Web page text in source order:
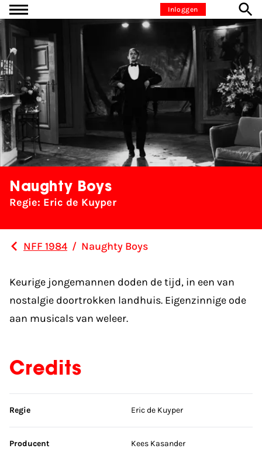
Ga naar inhoudInloggen
Naughty Boys
Regie: Eric de Kuyper
NFF 1984 / Naughty Boys
Keurige jongemannen doden de tijd, in een van
nostalgie doortrokken landhuis. Eigenzinnige ode
aan musicals van weleer.
Credits
Sla credits over
Regie Eric de Kuyper
Producent Kees Kasander